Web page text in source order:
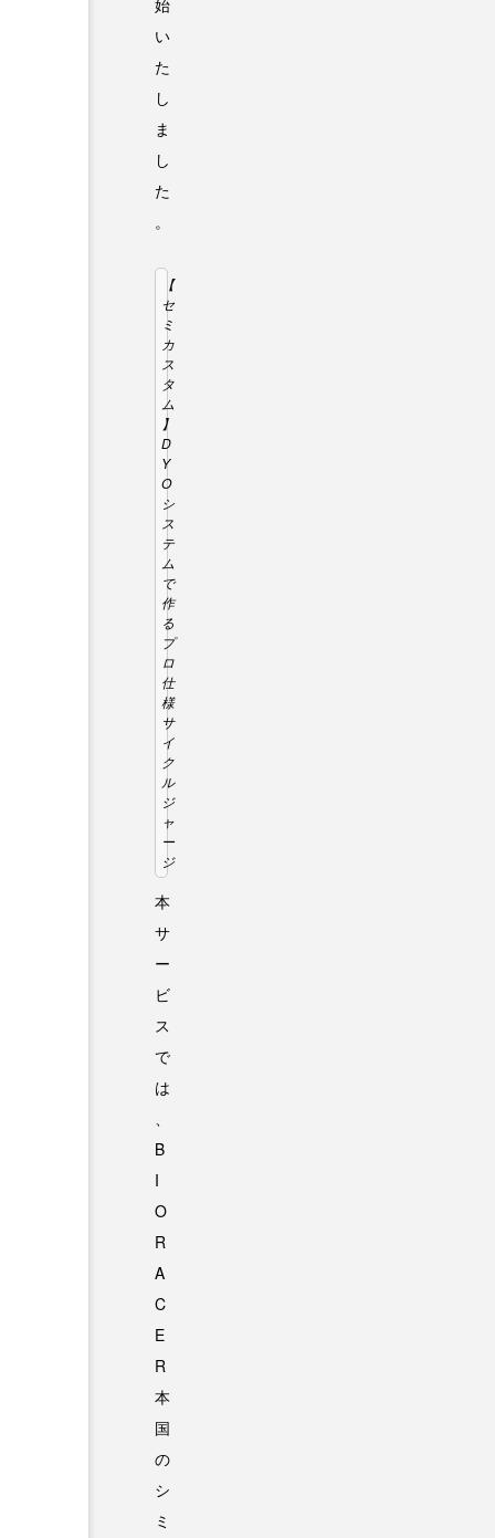
始
い
た
し
ま
し
た
。
【
セ
ミ
カ
ス
タ
ム
】
D
Y
O
シ
ス
テ
ム
で
作
る
プ
ロ
仕
様
サ
イ
ク
ル
ジ
ャ
ー
ジ
本
サ
ー
ビ
ス
で
は
、
B
I
O
R
A
C
E
R
本
国
の
シ
ミ